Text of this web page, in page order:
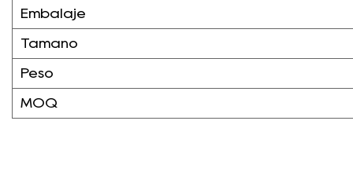
Embalaje
Tamaño
Peso
MOQ